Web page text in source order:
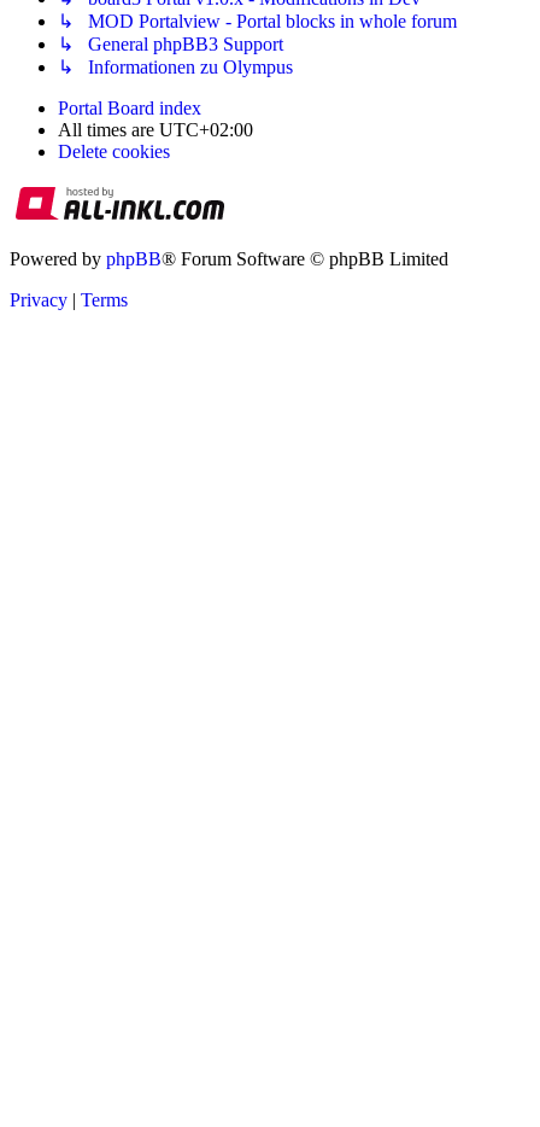
↳ MOD Portalview - Portal blocks in whole forum
↳ General phpBB3 Support
↳ Informationen zu Olympus
Portal Board index
All times are UTC+02:00
Delete cookies
Powered by phpBB® Forum Software © phpBB Limited
Privacy | Terms